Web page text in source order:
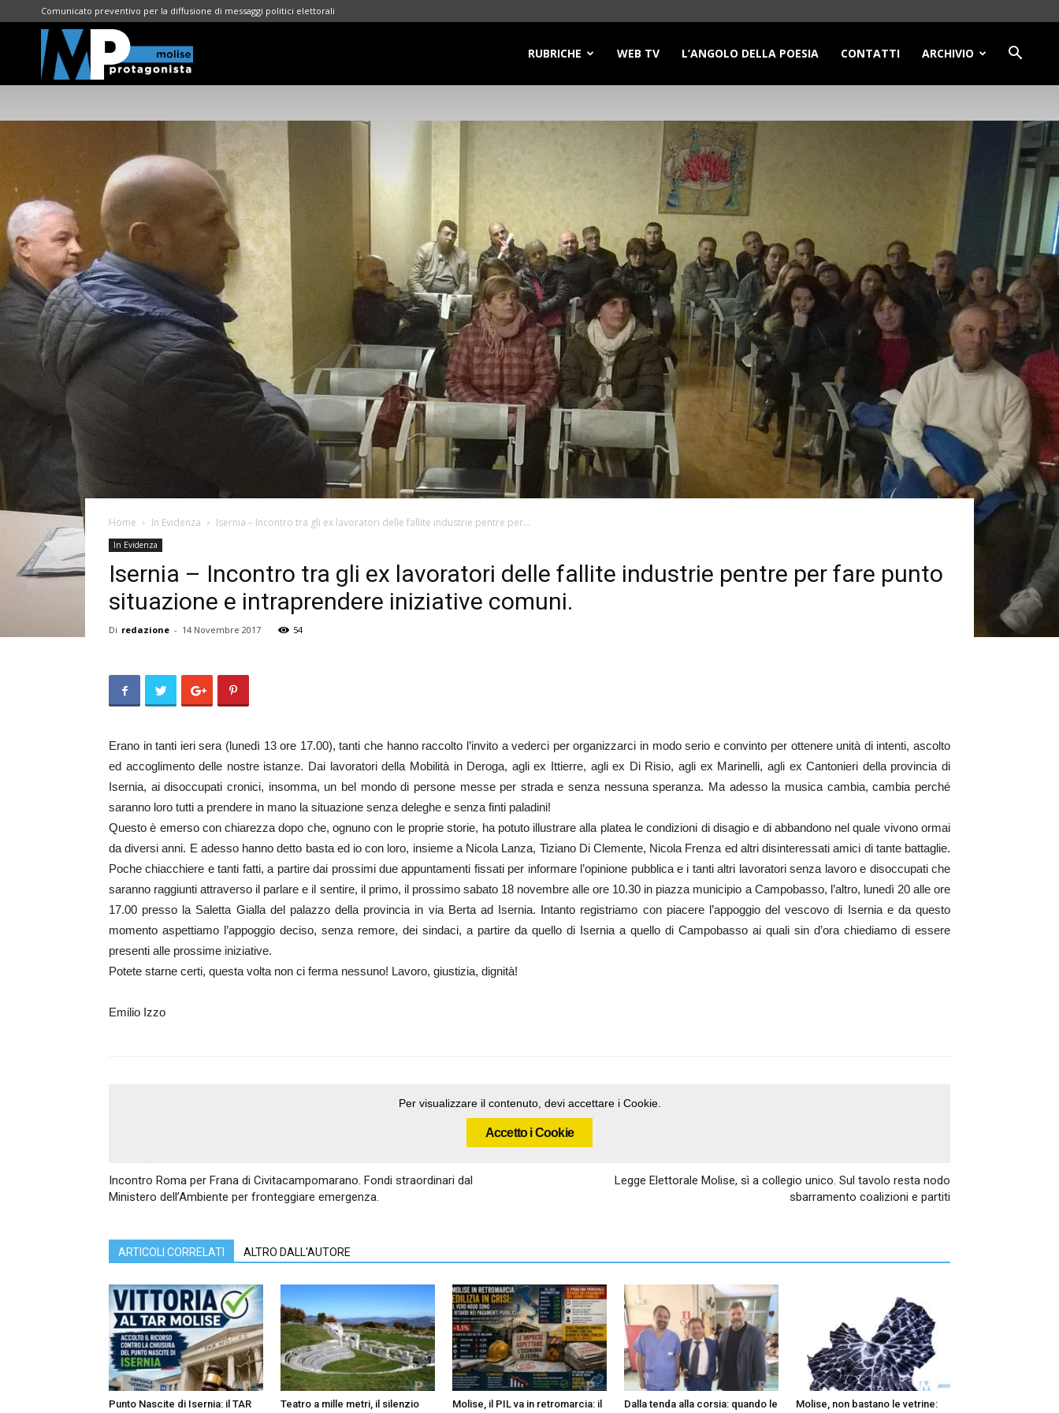
Comunicato preventivo per la diffusione di messaggi politici elettorali
RUBRICHE WEB TV L’ANGOLO DELLA POESIA CONTATTI ARCHIVIO
Home In Evidenza Isernia – Incontro tra gli ex lavoratori delle fallite industrie pentre per...
In Evidenza
Isernia – Incontro tra gli ex lavoratori delle fallite industrie pentre per fare punto
situazione e intraprendere iniziative comuni.
Di redazione - 14 Novembre 2017 54
Erano in tanti ieri sera (lunedì 13 ore 17.00), tanti che hanno raccolto l’invito a vederci per organizzarci in modo serio e convinto per ottenere unità di intenti, ascolto
ed accoglimento delle nostre istanze. Dai lavoratori della Mobilità in Deroga, agli ex Ittierre, agli ex Di Risio, agli ex Marinelli, agli ex Cantonieri della provincia di
Isernia, ai disoccupati cronici, insomma, un bel mondo di persone messe per strada e senza nessuna speranza. Ma adesso la musica cambia, cambia perché
saranno loro tutti a prendere in mano la situazione senza deleghe e senza finti paladini!
Questo è emerso con chiarezza dopo che, ognuno con le proprie storie, ha potuto illustrare alla platea le condizioni di disagio e di abbandono nel quale vivono ormai
da diversi anni. E adesso hanno detto basta ed io con loro, insieme a Nicola Lanza, Tiziano Di Clemente, Nicola Frenza ed altri disinteressati amici di tante battaglie.
Poche chiacchiere e tanti fatti, a partire dai prossimi due appuntamenti fissati per informare l’opinione pubblica e i tanti altri lavoratori senza lavoro e disoccupati che
saranno raggiunti attraverso il parlare e il sentire, il primo, il prossimo sabato 18 novembre alle ore 10.30 in piazza municipio a Campobasso, l’altro, lunedì 20 alle ore
17.00 presso la Saletta Gialla del palazzo della provincia in via Berta ad Isernia. Intanto registriamo con piacere l’appoggio del vescovo di Isernia e da questo
momento aspettiamo l’appoggio deciso, senza remore, dei sindaci, a partire da quello di Isernia a quello di Campobasso ai quali sin d’ora chiediamo di essere
presenti alle prossime iniziative.
Potete starne certi, questa volta non ci ferma nessuno! Lavoro, giustizia, dignità!
Emilio Izzo
Per visualizzare il contenuto, devi accettare i Cookie.
Accetto i Cookie
Incontro Roma per Frana di Civitacampomarano. Fondi straordinari dal
Ministero dell’Ambiente per fronteggiare emergenza.
Legge Elettorale Molise, sì a collegio unico. Sul tavolo resta nodo
sbarramento coalizioni e partiti
ARTICOLI CORRELATI ALTRO DALL'AUTORE
Punto Nascite di Isernia: il TAR Teatro a mille metri, il silenzio Molise, il PIL va in retromarcia: il Dalla tenda alla corsia: quando le Molise, non bastano le vetrine: